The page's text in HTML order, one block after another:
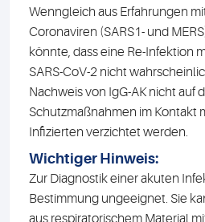
Wenngleich aus Erfahrungen
Coronaviren (SARS1- und
könnte, dass eine Re-Infektion
SARS-CoV-2 nicht
Nachweis von IgG-AK nicht auf
Schutzmaßnahmen im Kontakt
Infizierten verzichtet werden.
Wichtiger Hinweis:
Zur Diagnostik einer akuten
Bestimmung ungeeignet. Sie
aus respiratorischem Material